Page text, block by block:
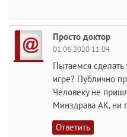
Просто доктор
01.06.2020 11:04
Пытаемся
игре? Публично
Человеку не
Минздрава АК, ни
Ответить